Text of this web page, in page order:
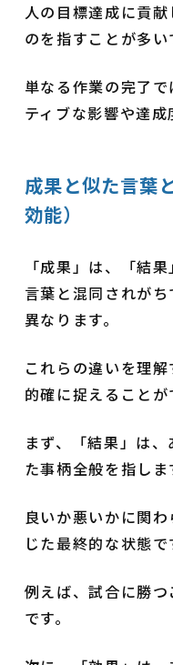
人の目標達成に貢
のを指すことが多い
単なる作業の完了
ティブな影響や達成
成果と似た言葉
効能）
「成果」は、「結
言葉と混同されが
異なります。
これらの違いを理
的確に捉えることが
まず、「結果」は
た事柄全般を指しま
良いか悪いかに関
じた最終的な状態で
例えば、試合に勝つ
です。